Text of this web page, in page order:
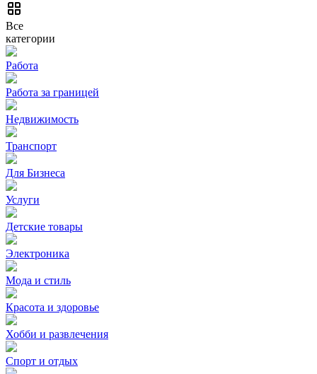
Все
категории
Работа
Работа за границей
Недвижимость
Транспорт
Для Бизнеса
Услуги
Детские товары
Электроника
Мода и стиль
Красота и здоровье
Хобби и развлечения
Спорт и отдых